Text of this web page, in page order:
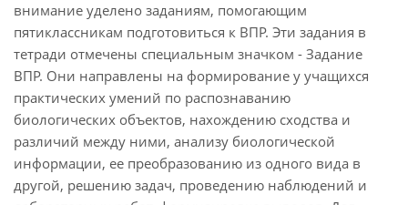
внимание уделено заданиям, помогающим
пятиклассникам подготовиться к ВПР. Эти задания в
тетради отмечены специальным значком - Задание
ВПР. Они направлены на формирование у учащихся
практических умений по распознаванию
биологических объектов, нахождению сходства и
различий между ними, анализу биологической
информации, ее преобразованию из одного вида в
другой, решению задач, проведению наблюдений и